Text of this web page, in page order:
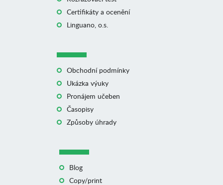
Certifikáty a ocenění
Linguano, o.s.
Obchodní podmínky
Ukázka výuky
Pronájem učeben
Časopisy
Způsoby úhrady
Blog
Copy/print